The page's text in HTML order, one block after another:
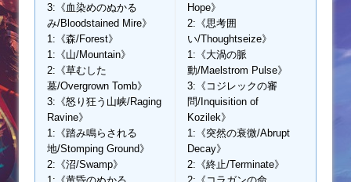
3:《血染めのぬかる
み/Bloodstained Mire》
1:《森/Forest》
1:《山/Mountain》
2:《草むした
墓/Overgrown Tomb》
3:《怒り狂う山峡/Raging
Ravine》
1:《踏み鳴らされる
地/Stomping Ground》
2:《沼/Swamp》
Hope》
2:《思考囲
い/Thoughtseize》
1:《大渦の脈
動/Maelstrom Pulse》
3:《コジレックの審
問/Inquisition of
Kozilek》
1:《突然の衰微/Abrupt
Decay》
2:《終止/Terminate》